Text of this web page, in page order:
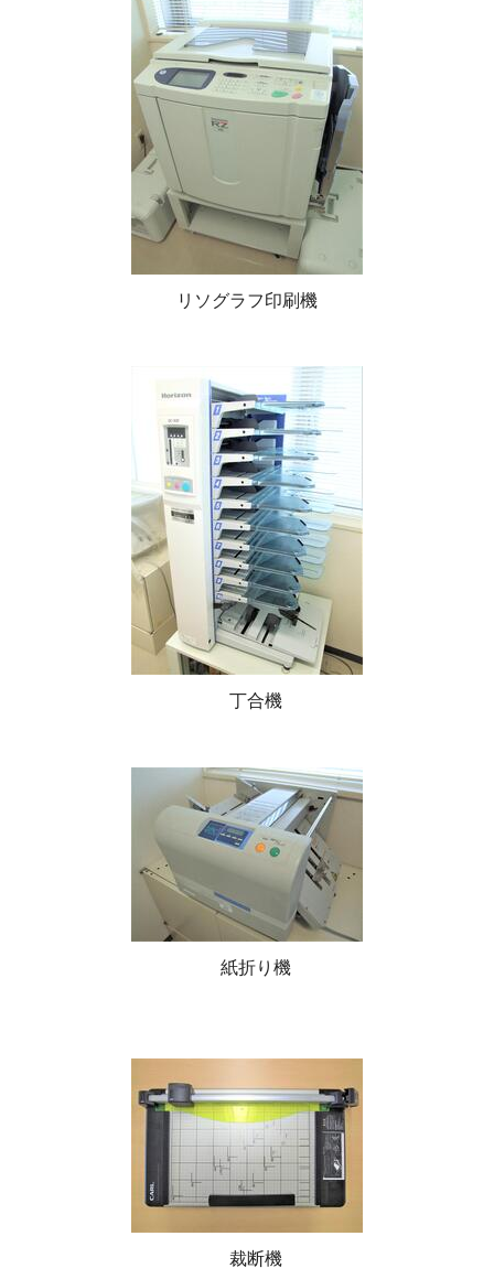
リソグラフ印刷機
丁合機
紙折り機
裁断機